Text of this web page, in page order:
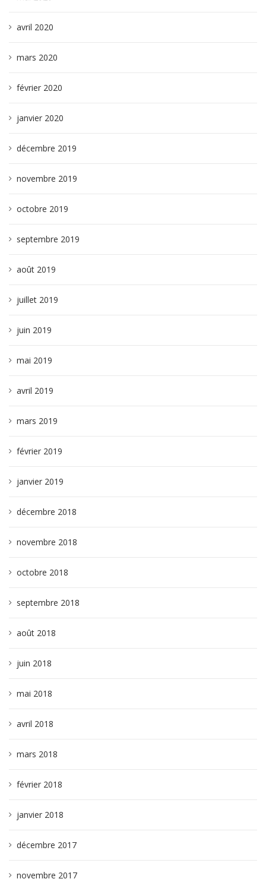
avril 2020
mars 2020
février 2020
janvier 2020
décembre 2019
novembre 2019
octobre 2019
septembre 2019
août 2019
juillet 2019
juin 2019
mai 2019
avril 2019
mars 2019
février 2019
janvier 2019
décembre 2018
novembre 2018
octobre 2018
septembre 2018
août 2018
juin 2018
mai 2018
avril 2018
mars 2018
février 2018
janvier 2018
décembre 2017
novembre 2017